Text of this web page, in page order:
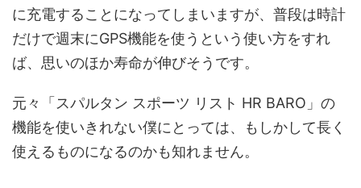
に充電することになってしまいますが、普段は時計
だけで週末にGPS機能を使うという使い方をすれ
ば、思いのほか寿命が伸びそうです。
元々「スパルタン スポーツ リスト HR BARO」の
機能を使いきれない僕にとっては、もしかして長く
使えるものになるのかも知れません。